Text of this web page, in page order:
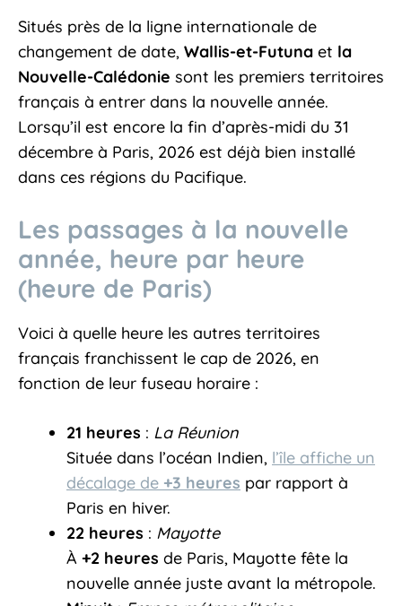
Situés près de la ligne internationale de
changement de date, Wallis-et-Futuna et la
Nouvelle-Calédonie sont les premiers territoires
français à entrer dans la nouvelle année.
Lorsqu’il est encore la fin d’après-midi du 31
décembre à Paris, 2026 est déjà bien installé
dans ces régions du Pacifique.
Les passages à la nouvelle
année, heure par heure
(heure de Paris)
Voici à quelle heure les autres territoires
français franchissent le cap de 2026, en
fonction de leur fuseau horaire :
21 heures : La Réunion
Située dans l’océan Indien, l’île affiche un
décalage de +3 heures par rapport à
Paris en hiver.
22 heures : Mayotte
À +2 heures de Paris, Mayotte fête la
nouvelle année juste avant la métropole.